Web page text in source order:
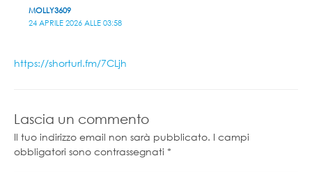
MOLLY3609
24 APRILE 2026 ALLE 03:58
https://shorturl.fm/7CLjh
Lascia un commento
Il tuo indirizzo email non sarà pubblicato. I campi
obbligatori sono contrassegnati *